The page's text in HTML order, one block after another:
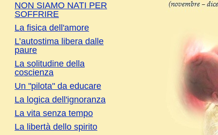
NON SIAMO NATI PER
SOFFRIRE
La fisica dell'amore
L’autostima libera dalle
paure
La solitudine della
coscienza
Un "pilota" da educare
La logica dell'ignoranza
La vita senza tempo
La libertà dello spirito